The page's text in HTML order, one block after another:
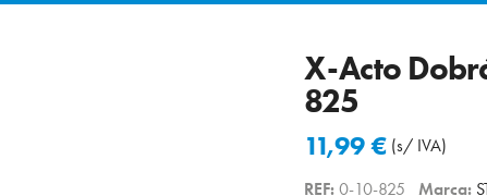
X-Acto
825
11,99€ (s/ IVA)
REF: 0-10-825 Marca: